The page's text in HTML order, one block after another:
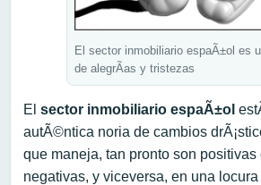
El sector inmobiliario espaÃ±ol es
de alegrÃ­as y tristezas
El sector inmobiliario espaÃ±ol
autÃ©ntica noria de cambios
que maneja, tan pronto son positivas
negativas, y viceversa, en una